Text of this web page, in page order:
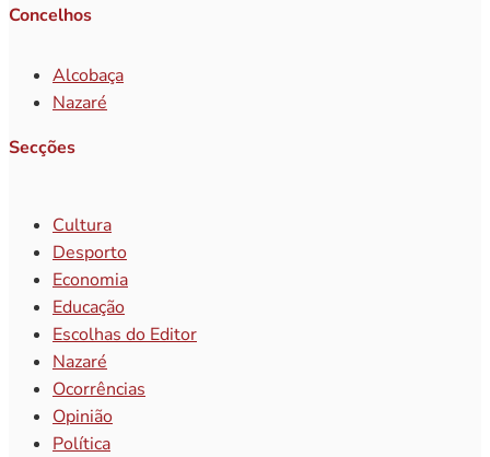
Concelhos
Alcobaça
Nazaré
Secções
Cultura
Desporto
Economia
Educação
Escolhas do Editor
Nazaré
Ocorrências
Opinião
Política